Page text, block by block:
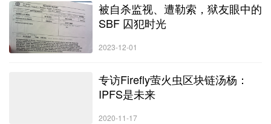
被自杀监视、遭勒索，狱友眼中的
SBF 囚犯时光
2023-12-01
专访Firefly萤火虫区块链汤杨：
IPFS是未来
2020-11-17